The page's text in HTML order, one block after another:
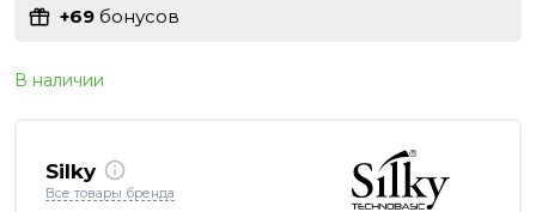
+69 бонусов
В наличии
Silky
Все товары бренда